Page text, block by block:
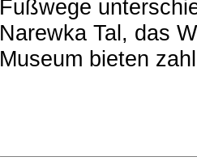
Fußwege
Narewka Tal, das
Museum bieten